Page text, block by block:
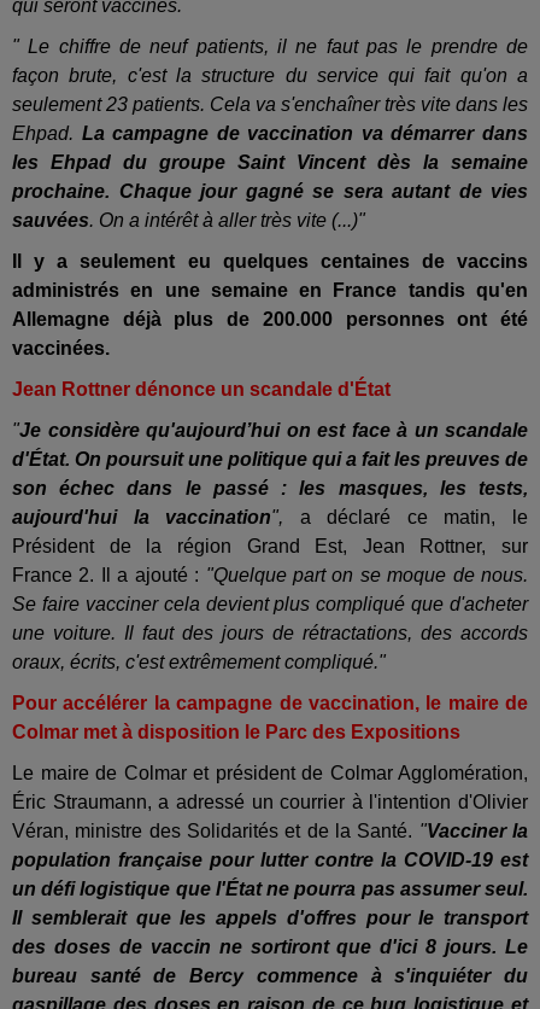
qui seront vaccinés.
" Le chiffre de neuf patients, il ne faut pas le prendre de
façon brute, c'est la structure du service qui fait qu'on a
seulement 23 patients. Cela va s'enchaîner très vite dans les
Ehpad. La campagne de vaccination va démarrer dans
les Ehpad du groupe Saint Vincent dès la semaine
prochaine. Chaque jour gagné se sera autant de vies
sauvées. On a intérêt à aller très vite (...)"
Il y a seulement eu quelques centaines de vaccins
administrés en une semaine en France tandis qu'en
Allemagne déjà plus de 200.000 personnes ont été
vaccinées.
Jean Rottner dénonce un scandale d'État
"Je considère qu'aujourd’hui on est face à un scandale
d'État. On poursuit une politique qui a fait les preuves de
son échec dans le passé : les masques, les tests,
aujourd'hui la vaccination", a déclaré ce matin, le
Président de la région Grand Est, Jean Rottner, sur
France 2. Il a ajouté : "Quelque part on se moque de nous.
Se faire vacciner cela devient plus compliqué que d'acheter
une voiture. Il faut des jours de rétractations, des accords
oraux, écrits, c'est extrêmement compliqué."
Pour accélérer la campagne de vaccination, le maire de
Colmar met à disposition le Parc des Expositions
Le maire de Colmar et président de Colmar Agglomération,
Éric Straumann, a adressé un courrier à l'intention d'Olivier
Véran, ministre des Solidarités et de la Santé. "Vacciner la
population française pour lutter contre la COVID-19 est
un défi logistique que l'État ne pourra pas assumer seul.
Il semblerait que les appels d'offres pour le transport
des doses de vaccin ne sortiront que d'ici 8 jours. Le
bureau santé de Bercy commence à s'inquiéter du